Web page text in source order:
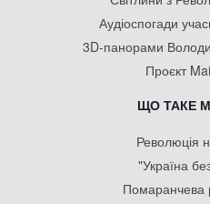
Аудіоспогади
3D-панорами
Проєкт
ЩО ТАКЕ
Революція
"Україна
Помаранчева